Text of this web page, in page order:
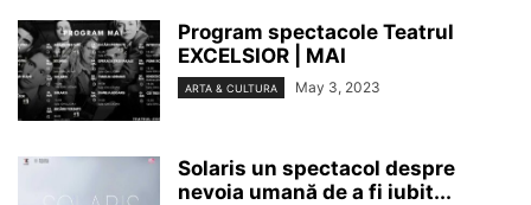
Program spectacole Teatrul
EXCELSIOR | MAI
ARTA & CULTURA May 3, 2023
Solaris un spectacol despre
nevoia umană de a fi iubit...